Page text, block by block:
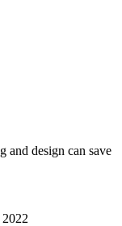
and design can save
2022